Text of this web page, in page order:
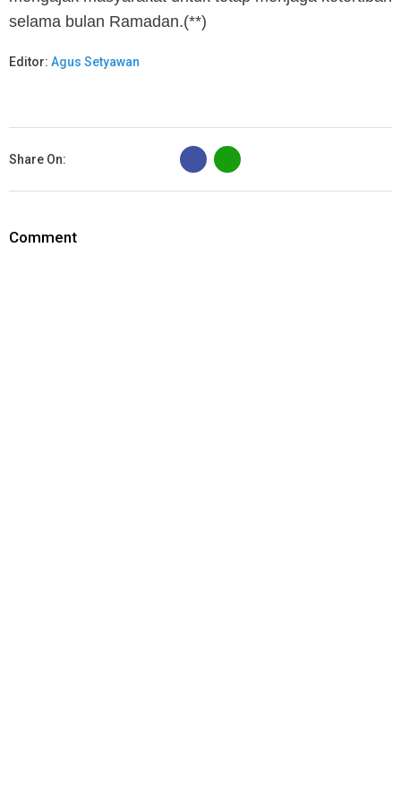
selama bulan Ramadan.(**)
Editor: Agus Setyawan
Share On:
B
Comment